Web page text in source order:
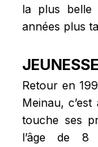
la plus belle
années plus
Retour en
Meinau,
touche ses
l’âge de